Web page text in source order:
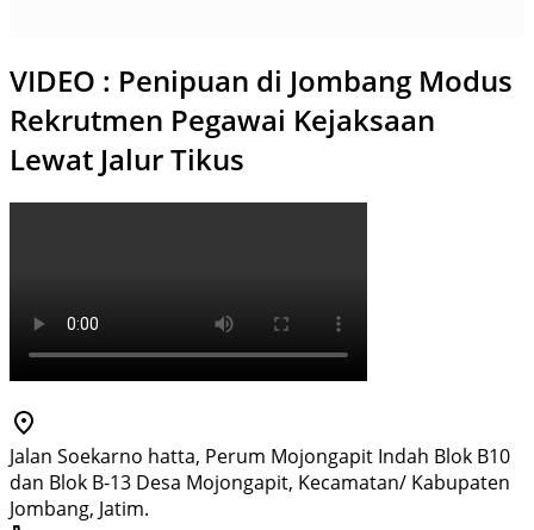
VIDEO : Penipuan di Jombang Modus
Rekrutmen Pegawai Kejaksaan
Lewat Jalur Tikus
Jalan Soekarno hatta, Perum Mojongapit Indah Blok B10
dan Blok B-13 Desa Mojongapit, Kecamatan/ Kabupaten
Jombang, Jatim.